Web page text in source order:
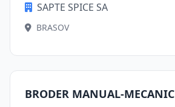
SAPTE SPICE SA
BRASOV
BRODER MANUAL-MECANIC